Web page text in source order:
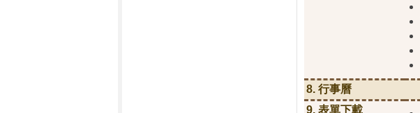
8. 行事曆
9. 表單下載